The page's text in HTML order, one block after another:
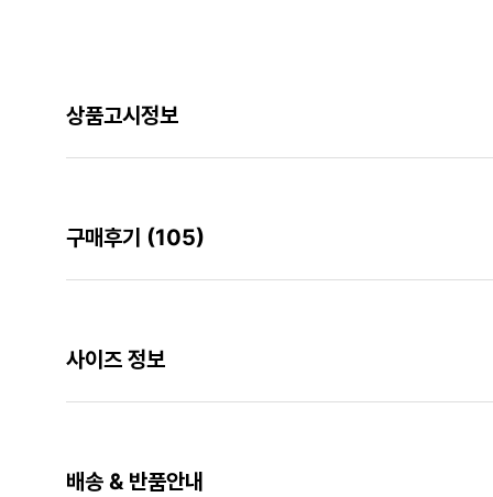
상품고시정보
구매후기 (105)
사이즈 정보
배송 & 반품안내